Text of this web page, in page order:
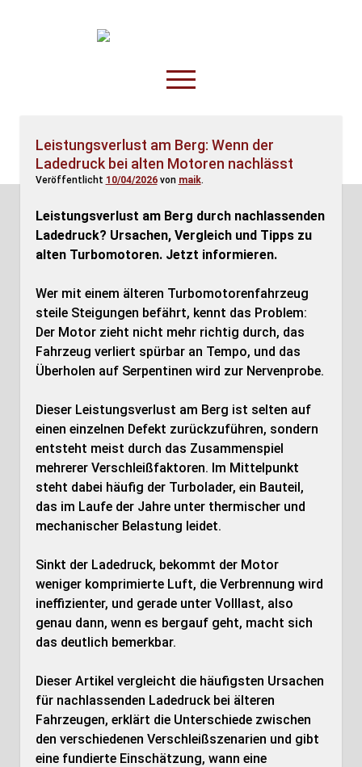
TruckOnline.de
open
menu
Anderswo
Fahrer
Disposition
Leistungsverlust am Berg: Wenn der
Ladedruck bei alten Motoren nachlässt
Veröffentlicht 10/04/2026von maik.
Leistungsverlust am Berg durch nachlassenden
Ladedruck? Ursachen, Vergleich und Tipps zu
alten Turbomotoren. Jetzt informieren.
Wer mit einem älteren Turbomotorenfahrzeug
steile Steigungen befährt, kennt das Problem:
Der Motor zieht nicht mehr richtig durch, das
Fahrzeug verliert spürbar an Tempo, und das
Überholen auf Serpentinen wird zur Nervenprobe.
Dieser Leistungsverlust am Berg ist selten auf
einen einzelnen Defekt zurückzuführen, sondern
entsteht meist durch das Zusammenspiel
mehrerer Verschleißfaktoren. Im Mittelpunkt
steht dabei häufig der Turbolader, ein Bauteil,
das im Laufe der Jahre unter thermischer und
mechanischer Belastung leidet.
Sinkt der Ladedruck, bekommt der Motor
weniger komprimierte Luft, die Verbrennung wird
ineffizienter, und gerade unter Volllast, also
genau dann, wenn es bergauf geht, macht sich
das deutlich bemerkbar.
Dieser Artikel vergleicht die häufigsten Ursachen
für nachlassenden Ladedruck bei älteren
Fahrzeugen, erklärt die Unterschiede zwischen
den verschiedenen Verschleißszenarien und gibt
eine fundierte Einschätzung, wann eine